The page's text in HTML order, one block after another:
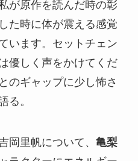
が原作を読んだ時の彰
た時に体が震える感覚
います。セットチェン
優しく声をかけてくだ
のギャップに少し怖さ
る。
岡里帆について、 亀梨